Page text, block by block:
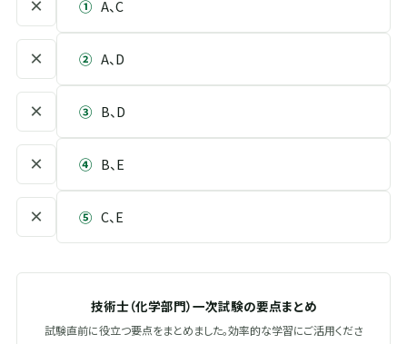
× ① A、C
× ② A、D
× ③ B、D
× ④ B、E
× ⑤ C、E
技術士（化学部門）一次試験の要点まとめ
試験直前に役立つ要点をまとめました。効率的な学習にご活用くださ